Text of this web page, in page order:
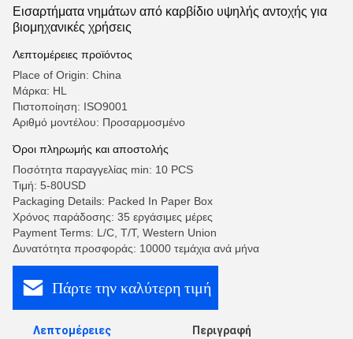
Εισαρτήματα νημάτων από καρβίδιο υψηλής αντοχής για
βιομηχανικές χρήσεις
Λεπτομέρειες προϊόντος
Place of Origin: China
Μάρκα: HL
Πιστοποίηση: ISO9001
Αριθμό μοντέλου: Προσαρμοσμένο
Όροι πληρωμής και αποστολής
Ποσότητα παραγγελίας min: 10 PCS
Τιμή: 5-80USD
Packaging Details: Packed In Paper Box
Χρόνος παράδοσης: 35 εργάσιμες μέρες
Payment Terms: L/C, T/T, Western Union
Δυνατότητα προσφοράς: 10000 τεμάχια ανά μήνα
Πάρτε την καλύτερη τιμή
Λεπτομέρειες
Περιγραφή